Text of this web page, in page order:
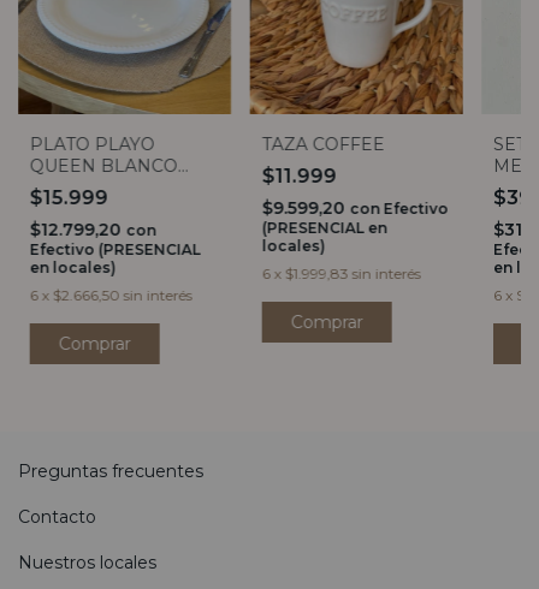
PLATO PLAYO
QUEEN BLANCO
27CM
$15.999
$12.799,20 con
Efectivo (PRESENCIAL
en locales)
6 x $2.666,50 sin interés
TAZA COFFEE
$11.999
$9.599,20 con Efectivo
(PRESENCIAL en
locales)
6 x $1.999,83 sin interés
SET
en
6 x
Preguntas frecuentes
Contacto
Nuestros locales